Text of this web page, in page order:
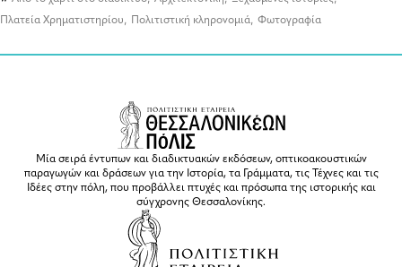
Πλατεία Χρηματιστηρίου Πολιτιστική κληρονομιά Φωτογραφία
Μία σειρά έντυπων και διαδικτυακών εκδόσεων, οπτικοακουστικών
παραγωγών και δράσεων για την Ιστορία, τα Γράμματα, τις Τέχνες και τις
Ιδέες στην πόλη, που προβάλλει πτυχές και πρόσωπα της ιστορικής και
σύγχρονης Θεσσαλονίκης.